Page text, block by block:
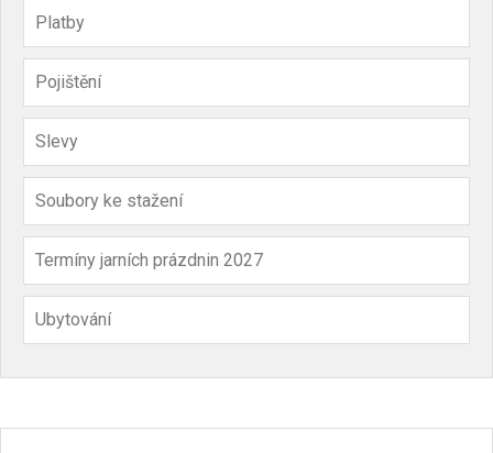
Platby
Pojištění
Slevy
Soubory ke stažení
Termíny jarních prázdnin 2027
Ubytování